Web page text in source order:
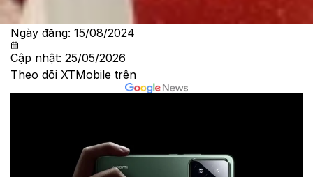
Lê Thị Huỳnh Như
Ngày đăng: 15/08/2024
Cập nhật: 25/05/2026
Theo dõi XTMobile trên